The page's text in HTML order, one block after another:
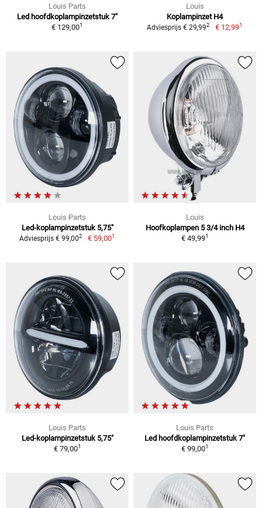
Louis Parts
Led hoofdkoplampinzetstuk 7"
€ 129,001
Louis
Koplampinzet H4
Adviesprijs € 29,992 € 12,991
Louis Parts
Led-koplampinzetstuk 5,75"
Adviesprijs € 99,002 € 59,001
Louis
Hoofkoplampen 5 3/4 inch H4
€ 49,991
Louis Parts
Led-koplampinzetstuk 5,75"
€ 79,001
Louis Parts
Led hoofdkoplampinzetstuk 7"
€ 99,001